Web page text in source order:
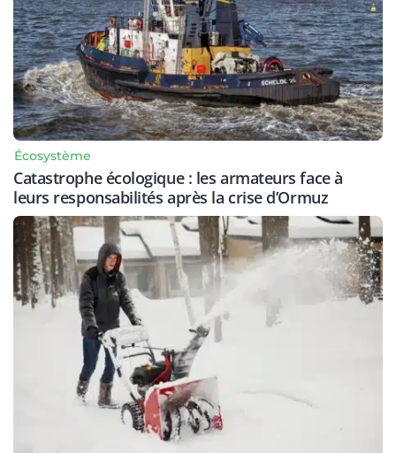
Écosystème
Catastrophe écologique : les armateurs face à
leurs responsabilités après la crise d’Ormuz